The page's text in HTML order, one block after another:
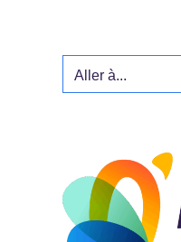
Aller à...